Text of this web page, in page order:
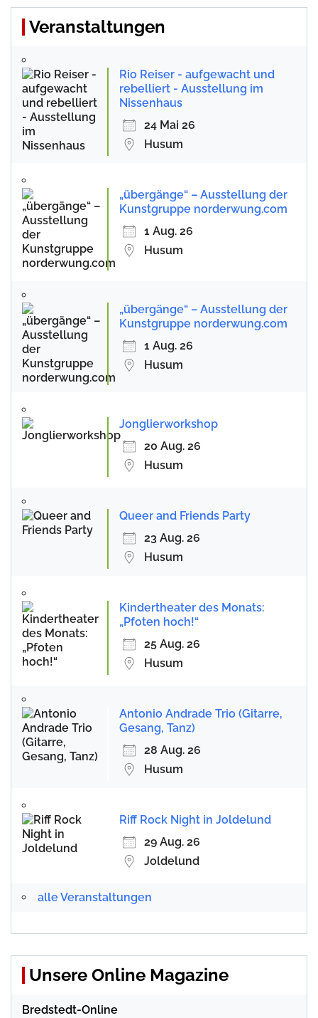
Veranstaltungen
Rio Reiser - aufgewacht und
rebelliert - Ausstellung im
Nissenhaus
24 Mai 26
Husum
„übergänge“ – Ausstellung der
Kunstgruppe norderwung.com
1 Aug. 26
Husum
„übergänge“ – Ausstellung der
Kunstgruppe norderwung.com
1 Aug. 26
Husum
Jonglierworkshop
20 Aug. 26
Husum
Queer and Friends Party
23 Aug. 26
Husum
Kindertheater des Monats:
„Pfoten hoch!“
25 Aug. 26
Husum
Antonio Andrade Trio (Gitarre,
Gesang, Tanz)
28 Aug. 26
Husum
Riff Rock Night in Joldelund
29 Aug. 26
Joldelund
alle Veranstaltungen
Unsere Online Magazine
Bredstedt-Online